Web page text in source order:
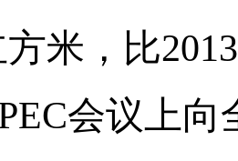
米，比
会议上向